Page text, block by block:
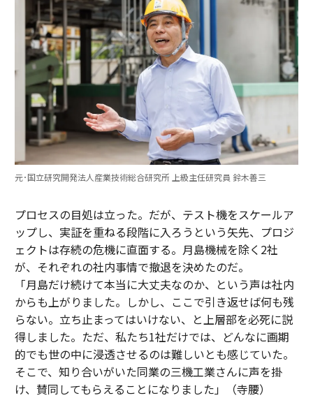
元･国立研究開発法人産業技術総合研究所 上級主任研究員 鈴木善三
プロセスの目処は立った。だが、テスト機をスケールア
ップし、実証を重ねる段階に入ろうという矢先、プロジ
ェクトは存続の危機に直面する。月島機械を除く2社
が、それぞれの社内事情で撤退を決めたのだ。
「月島だけ続けて本当に大丈夫なのか、という声は社内
からも上がりました。しかし、ここで引き返せば何も残
らない。立ち止まってはいけない、と上層部を必死に説
得しました。ただ、私たち1社だけでは、どんなに画期
的でも世の中に浸透させるのは難しいとも感じていた。
そこで、知り合いがいた同業の三機工業さんに声を掛
け、賛同してもらえることになりました」（寺腰）